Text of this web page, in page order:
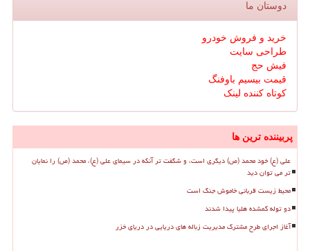
دوستان ما
خرید و فروش خودرو
طراحی سایت
فیش حج
قیمت بیسیم باوفنگ
کوتاه کننده لینک
پربیننده ترین ها
علی (ع) خود محمد (ص) دیگری است، و شگفت تر آنکه در سیمای علی (ع)، محمد (ص) را نمایان
تر می توان دید
محیط زیست قربانی خاموش جنگ است
دو توله گمشده هلیا پیدا شدند
آغاز اجرای طرح مشترک مدیریت زباله های دریایی در دریای خزر